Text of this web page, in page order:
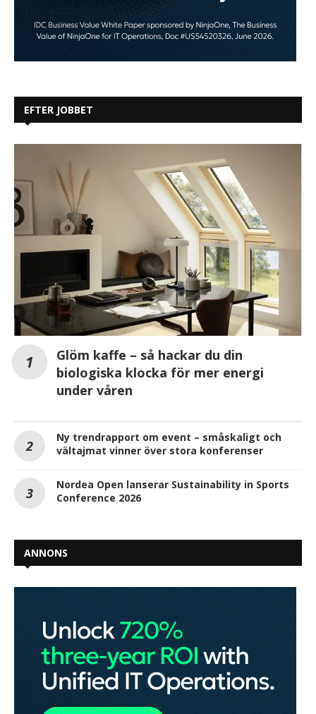
EFTER JOBBET
Glöm kaffe – så hackar du din
biologiska klocka för mer energi
under våren
Ny trendrapport om event – småskaligt och
vältajmat vinner över stora konferenser
Nordea Open lanserar Sustainability in Sports
Conference 2026
ANNONS